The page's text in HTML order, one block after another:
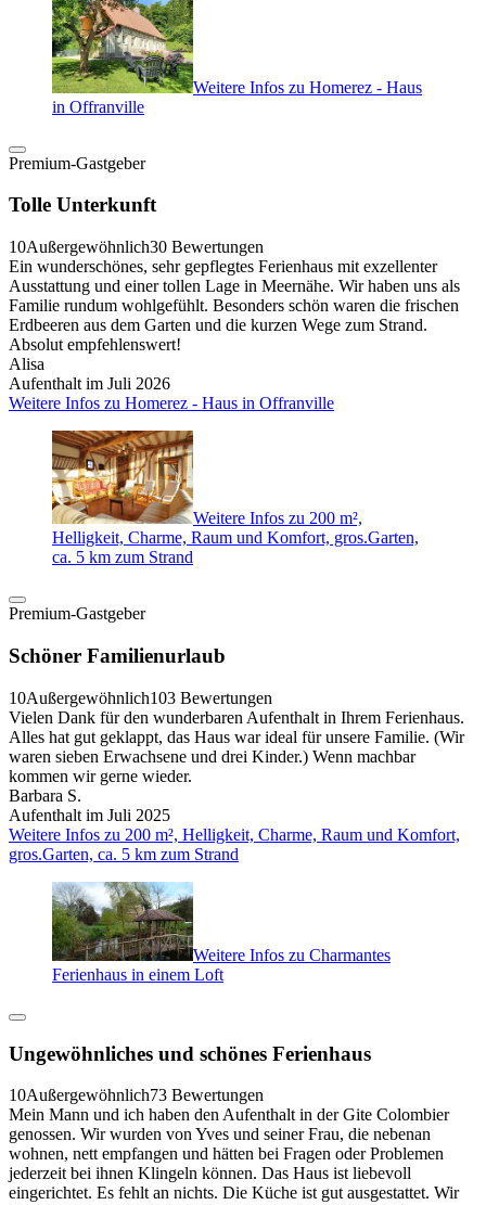
Weitere Infos zu Homerez - Haus
in Offranville
Premium-Gastgeber
Tolle Unterkunft
10Außergewöhnlich30 Bewertungen
Ein wunderschönes, sehr gepflegtes Ferienhaus mit exzellenter
Ausstattung und einer tollen Lage in Meernähe. Wir haben uns als
Familie rundum wohlgefühlt. Besonders schön waren die frischen
Erdbeeren aus dem Garten und die kurzen Wege zum Strand.
Absolut empfehlenswert!
Alisa
Aufenthalt im Juli 2026
Weitere Infos zu Homerez - Haus in Offranville
Weitere Infos zu 200 m²,
Helligkeit, Charme, Raum und Komfort, gros.Garten,
ca. 5 km zum Strand
Premium-Gastgeber
Schöner Familienurlaub
10Außergewöhnlich103 Bewertungen
Vielen Dank für den wunderbaren Aufenthalt in Ihrem Ferienhaus.
Alles hat gut geklappt, das Haus war ideal für unsere Familie. (Wir
waren sieben Erwachsene und drei Kinder.) Wenn machbar
kommen wir gerne wieder.
Barbara S.
Aufenthalt im Juli 2025
Weitere Infos zu 200 m², Helligkeit, Charme, Raum und Komfort,
gros.Garten, ca. 5 km zum Strand
Weitere Infos zu Charmantes
Ferienhaus in einem Loft
Ungewöhnliches und schönes Ferienhaus
10Außergewöhnlich73 Bewertungen
Mein Mann und ich haben den Aufenthalt in der Gite Colombier
genossen. Wir wurden von Yves und seiner Frau, die nebenan
wohnen, nett empfangen und hätten bei Fragen oder Problemen
jederzeit bei ihnen Klingeln können. Das Haus ist liebevoll
eingerichtet. Es fehlt an nichts. Die Küche ist gut ausgestattet. Wir